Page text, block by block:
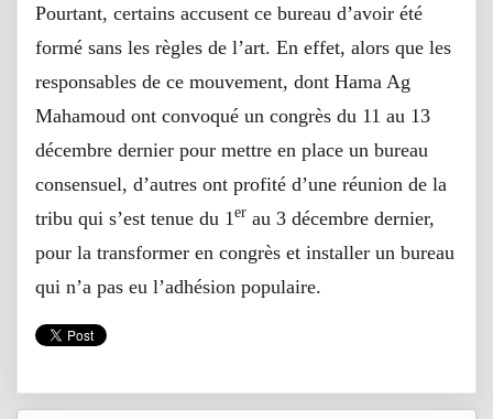
Pourtant, certains accusent ce bureau d’avoir été
formé sans les règles de l’art. En effet, alors que les
responsables de ce mouvement, dont Hama Ag
Mahamoud ont convoqué un congrès du 11 au 13
décembre dernier pour mettre en place un bureau
consensuel, d’autres ont profité d’une réunion de la
tribu qui s’est tenue du 1 er au 3 décembre dernier,
pour la transformer en congrès et installer un bureau
qui n’a pas eu l’adhésion populaire.